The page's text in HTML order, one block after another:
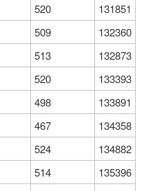
520
131851
509
132360
513
132873
520
133393
498
133891
467
134358
524
134882
514
135396